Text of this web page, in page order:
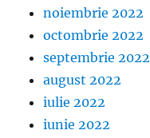
noiembrie 2022
octombrie 2022
septembrie 2022
august 2022
iulie 2022
iunie 2022